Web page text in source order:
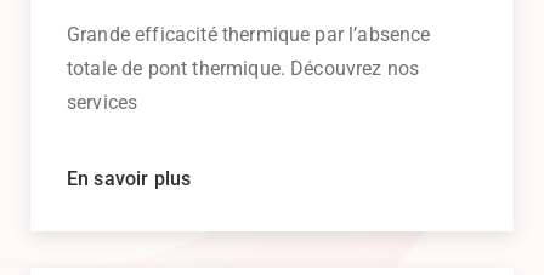
Grande efficacité thermique par l’absence
totale de pont thermique. Découvrez nos
services
En savoir plus